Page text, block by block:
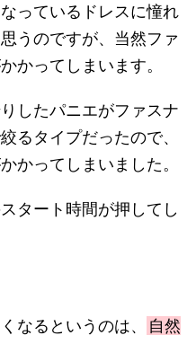
っているドレスに憧れ
うのですが、当然ファ
かってしまいます。
したパニエがファスナ
るタイプだったので、
かってしまいました。
タート時間が押してし
なるというのは、
自然